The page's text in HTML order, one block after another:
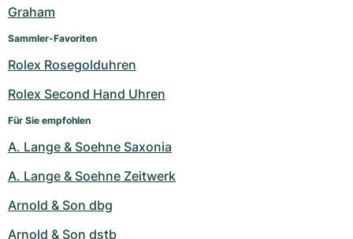
Graham
Sammler-Favoriten
Rolex Rosegolduhren
Rolex Second Hand Uhren
Für Sie empfohlen
A. Lange & Soehne Saxonia
A. Lange & Soehne Zeitwerk
Arnold & Son dbg
Arnold & Son dstb